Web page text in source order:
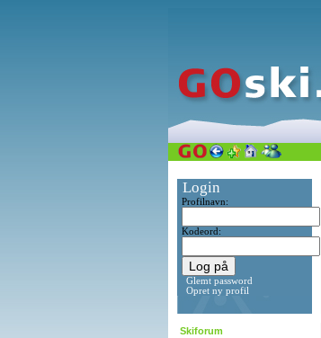
Login
Profilnavn:
Kodeord:
Glemt password
Opret ny profil
Skiforum